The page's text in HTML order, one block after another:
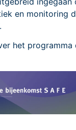
en monitoring
het programma